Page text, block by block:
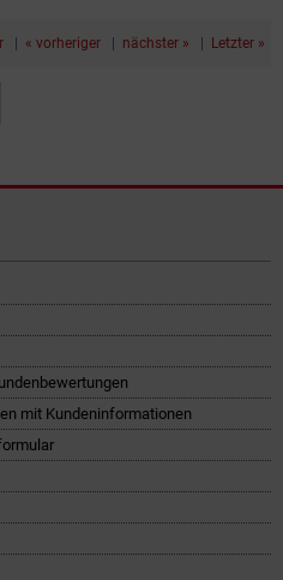
| « vorheriger | nächster » | Letzter »
mit Kundeninformationen